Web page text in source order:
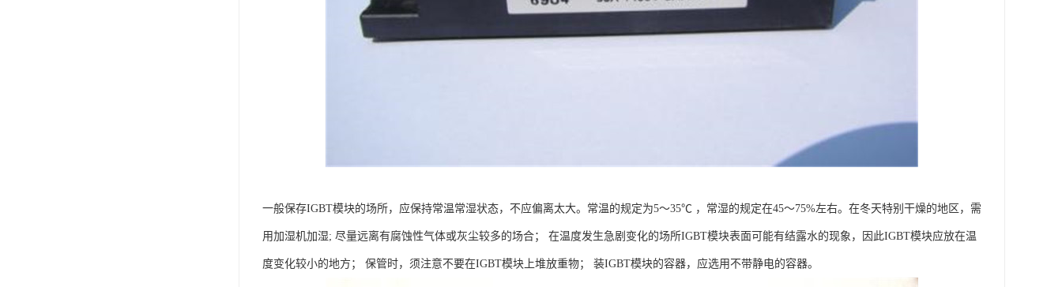
一般保存IGBT模块的场所，应保持常温常湿状态，不应偏离太大。常温的规定为5～35℃ ，常湿的规定在45～75%左右。在冬天特别干燥的地区，需
用加湿机加湿; 尽量远离有腐蚀性气体或灰尘较多的场合； 在温度发生急剧变化的场所IGBT模块表面可能有结露水的现象，因此IGBT模块应放在温
度变化较小的地方； 保管时，须注意不要在IGBT模块上堆放重物； 装IGBT模块的容器，应选用不带静电的容器。